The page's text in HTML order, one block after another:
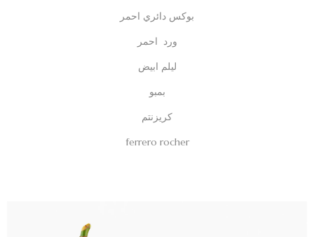
بوكس دائري احمر
ورد احمر
ليلم ابيض
بمبو
كريزنتم
ferrero rocher